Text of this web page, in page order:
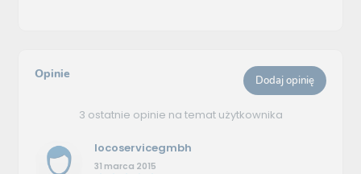
Opinie Dodaj opinię
3 ostatnie opinie na temat użytkownika
locoservicegmbh
31 marca 2015